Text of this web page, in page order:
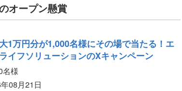
オープン懸賞
1万円分が1,000名様にその場で当たる！エ
イフソリューションのXキャンペーン
名様
08月21日